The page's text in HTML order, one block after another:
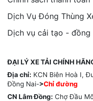
Dịch Vụ Đóng Thùng
Dịch vụ cải tạo - đồng
ĐẠI LÝ XE TẢI CHÍNH
Địa chỉ: KCN Biên Hoà I,
Đồng Nai->Chỉ đường
CN Lâm Đồng: Chợ Đầu